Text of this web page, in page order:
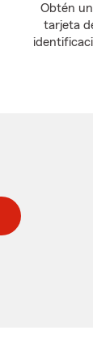
Obtén
tarjeta